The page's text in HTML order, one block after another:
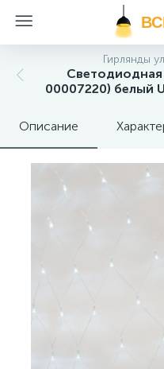
Гирлянды
Светодиодная
00007220) белый
Описание